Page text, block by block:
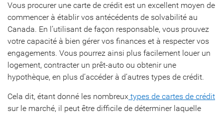
Vous procurer une carte de crédit est un excellent moyen de
commencer à établir vos antécédents de solvabilité au
Canada. En l’utilisant de façon responsable, vous prouvez
votre capacité à bien gérer vos finances et à respecter vos
engagements. Vous pourrez ainsi plus facilement louer un
logement, contracter un prêt-auto ou obtenir une
hypothèque, en plus d’accéder à d’autres types de crédit.
Cela dit, étant donné les nombreux types de cartes de crédit
sur le marché, il peut être difficile de déterminer laquelle